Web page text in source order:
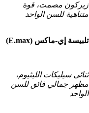
زيركون مصمت، قوة
متناهية للسن الواحد
تلبيسة إي-ماكس (E.max)
ثنائي سيليكات الليثيوم،
مظهر جمالي فائق للسن
الواحد